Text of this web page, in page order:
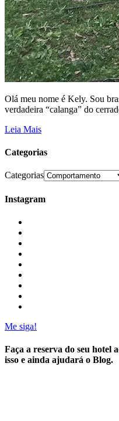
Olá meu nome é Kely. Sou
verdadeira “calanga” do
Leia Mais
Categorias
Categorias
Instagram
Me siga!
Faça a reserva do seu hotel
isso e ainda ajudará o Blog.